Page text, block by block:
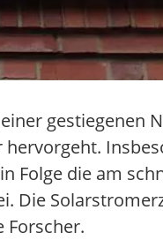
gestiegenen
Folge die am
Die
Forscher.